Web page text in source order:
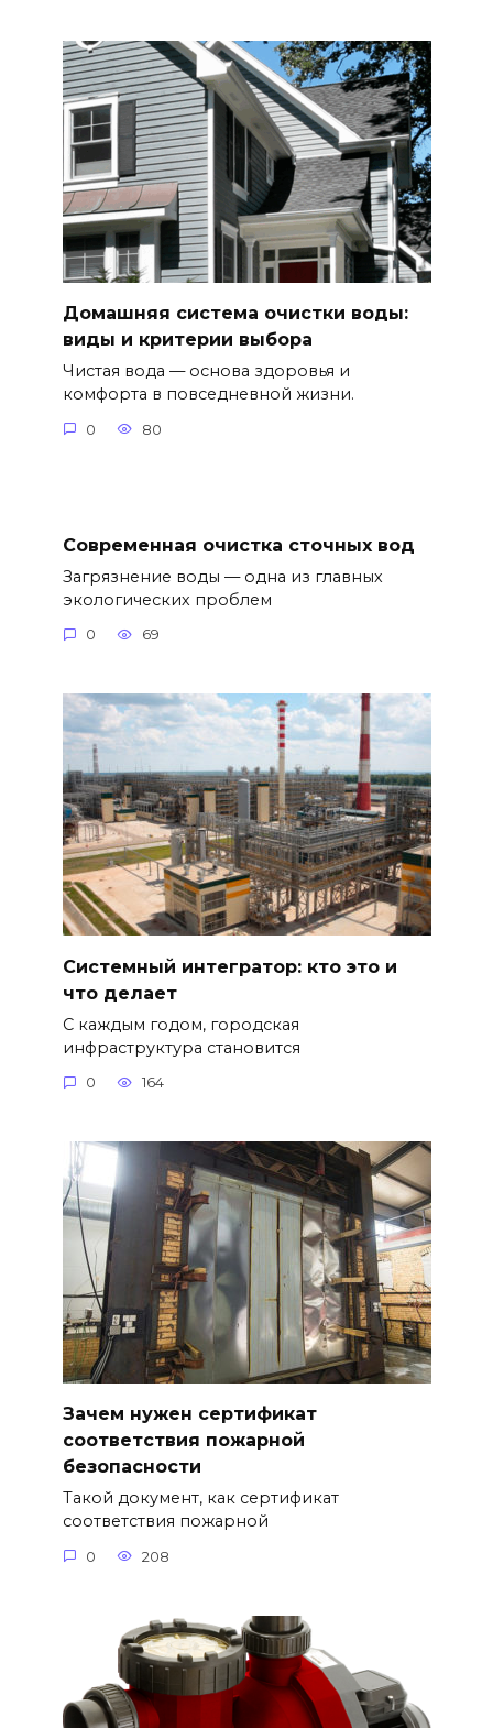
Домашняя система очистки воды:
виды и критерии выбора
Чистая вода — основа здоровья и
комфорта в повседневной жизни.
0 80
Современная очистка сточных вод
Загрязнение воды — одна из главных
экологических проблем
0 69
Системный интегратор: кто это и
что делает
С каждым годом, городская
инфраструктура становится
0 164
Зачем нужен сертификат
соответствия пожарной
безопасности
Такой документ, как сертификат
соответствия пожарной
0 208